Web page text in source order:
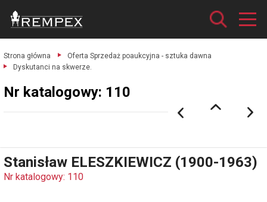
Strona główna
Oferta Sprzedaż poaukcyjna - sztuka dawna
Dyskutanci na skwerze.
Nr katalogowy: 110
Stanisław ELESZKIEWICZ (1900-1963)
Nr katalogowy: 110